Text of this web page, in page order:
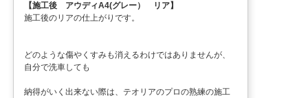
【施工後 アウディA4(グレー） リア】
施工後のリアの仕上がりです。
どのような傷やくすみも消えるわけではありませんが、
自分で洗車しても
納得がいく出来ない際は、テオリアのプロの熟練の施工